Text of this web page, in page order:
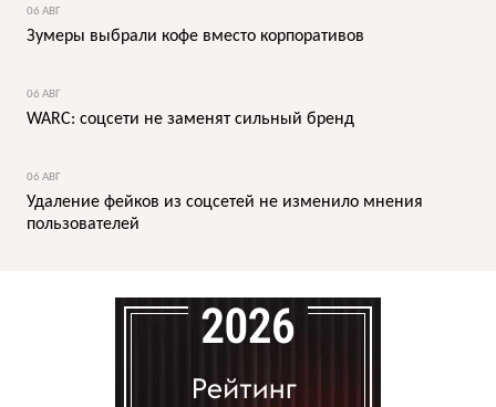
06 АВГ
Зумеры выбрали кофе вместо корпоративов
06 АВГ
WARC: соцсети не заменят сильный бренд
06 АВГ
Удаление фейков из соцсетей не изменило мнения
пользователей